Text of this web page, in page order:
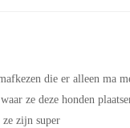
die er alleen ma
ze deze honden
ze zijn super